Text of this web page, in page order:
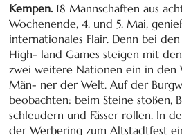
Kempen. 18 Mannschaften aus
Wochenende, 4. und 5. Mai,
internationales Flair. Denn bei
High- land Games steigen mit
zwei weitere Nationen ein in den
Män- ner der Welt. Auf der
beobachten: beim Steine stoßen,
schleudern und Fässer rollen. In
der Werbering zum Altstadtfest